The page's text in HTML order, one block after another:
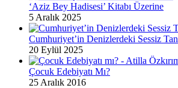
‘Aziz Bey Hadisesi’ Kitabı Üzerine
5 Aralık 2025
Cumhuriyet’in Denizlerdeki Sessiz
20 Eylül 2025
Çocuk Edebiyatı Mı?
25 Aralık 2016